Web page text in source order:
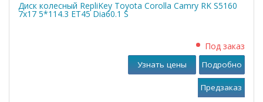
Диск колесный RepliKey Toyota Corolla Camry RK S5160
7x17 5*114.3 ET45 Dia60.1 S
Под заказ
Узнать цены Подробно